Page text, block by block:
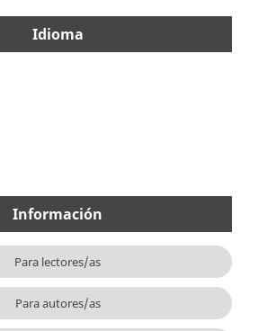
Idioma
Información
Para lectores/as
Para autores/as